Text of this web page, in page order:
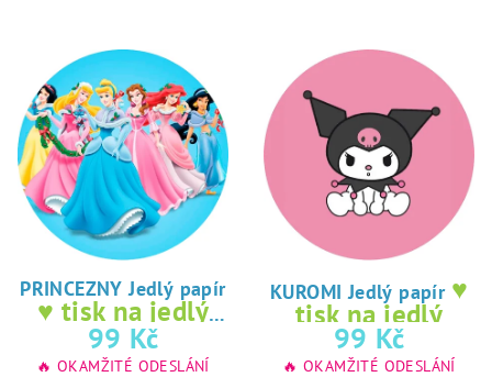
PRINCEZNY Jedlý papír
♥ tisk na jedlý
papír
99 Kč
🔥 OKAMŽITÉ ODESLÁNÍ
KUROMI Jedlý papír ♥
tisk na jedlý
papír
99 Kč
🔥 OKAMŽITÉ ODESLÁNÍ